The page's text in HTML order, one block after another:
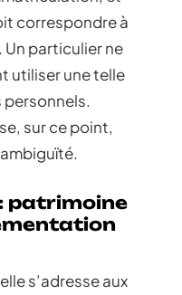
correspondre à
Un particulier ne
utiliser une telle
personnels.
sur ce point,
patrimoine
s’adresse aux